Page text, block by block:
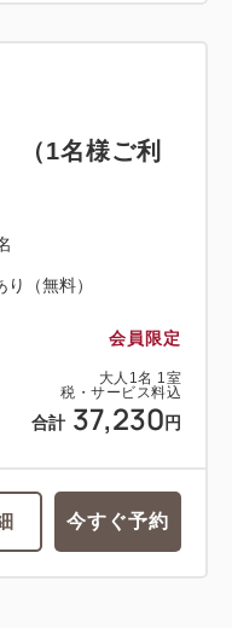
会員限定
大人 1名 1室
税・サービス料込
合計 37,230 円
（1名様ご利
り（無料）
今すぐ予約